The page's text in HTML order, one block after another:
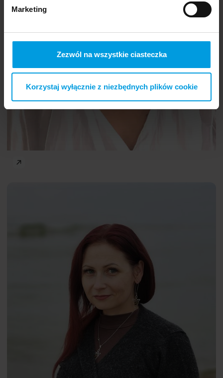
Marketing
Zezwól na wszystkie ciasteczka
Korzystaj wyłącznie z niezbędnych plików cookie
Katarzyna Grunt-Mejer